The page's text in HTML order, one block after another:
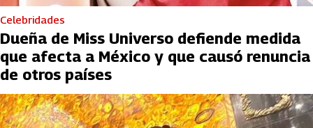
Celebridades
Dueña de Miss Universo defiende medida
que afecta a México y que causó renuncia
de otros países